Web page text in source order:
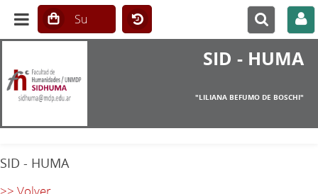
SID - HUMA
"LILIANA BEFUMO DE BOSCHI"
SID - HUMA